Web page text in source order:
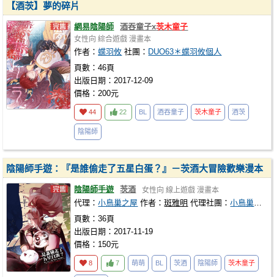
【酒茨】夢的碎片
網易陰陽師 酒吞童子x茨木童子
女性向 綜合遊戲 漫畫本
作者：蝶羽攸 社團： DUO63＊蝶羽攸個人
頁數：46頁
出版日期：2017-12-09
價格：200元
44 22 BL 酒吞童子 茨木童子 酒茨
陰陽師
陰陽師手遊：『是誰偷走了五星白蛋？』－茨酒大冒險歡樂漫本
陰陽師手遊 茨酒 女性向 線上遊戲 漫畫本
代理：小鳥巢之屋 作者：斑雅明 代理社團：小鳥巢之屋
頁數：36頁
出版日期：2017-11-19
價格：150元
8 7 萌萌 BL 茨酒 陰陽師 茨木童子